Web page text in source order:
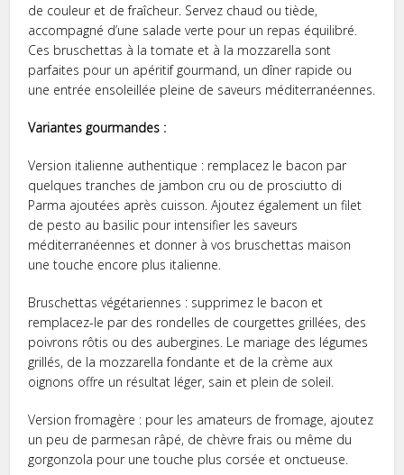
de couleur et de fraîcheur. Servez chaud ou tiède,
accompagné d’une salade verte pour un repas équilibré.
Ces bruschettas à la tomate et à la mozzarella sont
parfaites pour un apéritif gourmand, un dîner rapide ou
une entrée ensoleillée pleine de saveurs méditerranéennes.
Variantes gourmandes :
Version italienne authentique : remplacez le bacon par
quelques tranches de jambon cru ou de prosciutto di
Parma ajoutées après cuisson. Ajoutez également un filet
de pesto au basilic pour intensifier les saveurs
méditerranéennes et donner à vos bruschettas maison
une touche encore plus italienne.
Bruschettas végétariennes : supprimez le bacon et
remplacez-le par des rondelles de courgettes grillées, des
poivrons rôtis ou des aubergines. Le mariage des légumes
grillés, de la mozzarella fondante et de la crème aux
oignons offre un résultat léger, sain et plein de soleil.
Version fromagère : pour les amateurs de fromage, ajoutez
un peu de parmesan râpé, de chèvre frais ou même du
gorgonzola pour une touche plus corsée et onctueuse.